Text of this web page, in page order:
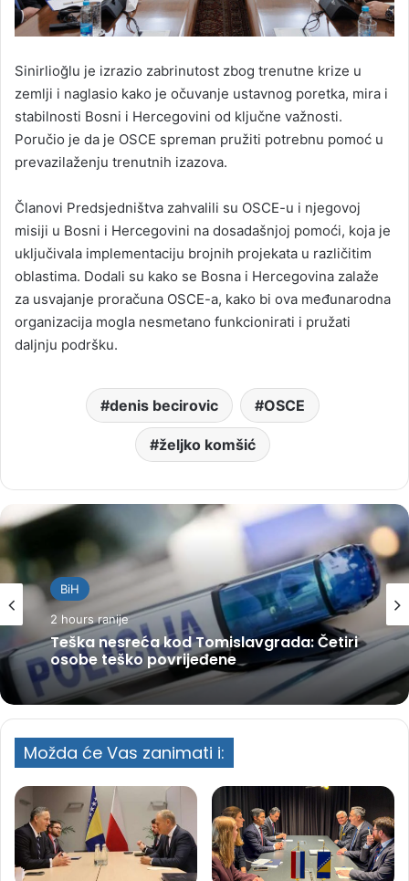
Sinirlioğlu je izrazio zabrinutost zbog trenutne krize u
zemlji i naglasio kako je očuvanje ustavnog poretka, mira i
stabilnosti Bosni i Hercegovini od ključne važnosti.
Poručio je da je OSCE spreman pružiti potrebnu pomoć u
prevazilaženju trenutnih izazova.
Članovi Predsjedništva zahvalili su OSCE-u i njegovoj
misiji u Bosni i Hercegovini na dosadašnjoj pomoći, koja je
uključivala implementaciju brojnih projekata u različitim
oblastima. Dodali su kako se Bosna i Hercegovina zalaže
za usvajanje proračuna OSCE-a, kako bi ova međunarodna
organizacija mogla nesmetano funkcionirati i pružati
daljnju podršku.
denis becirovic OSCE
željko komšić
BiH
2 hours ranije
Teška nesreća kod Tomislavgrada: Četiri
osobe teško povrijeđene
Možda će Vas zanimati i: